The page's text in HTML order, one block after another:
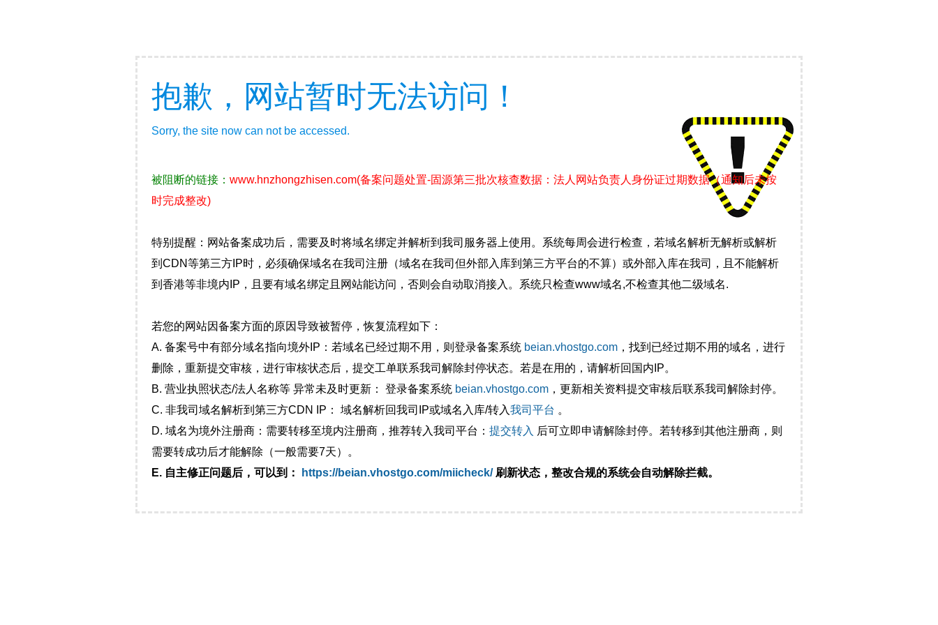
抱歉，网站暂时无法访问！
Sorry, the site now can not be accessed.
被阻断的链接： www.hnzhongzhisen.com(备案问题处置-固源第三批次核查数据：法人网站负责人身份证过期数据（通知后未按
时完成整改)
特别提醒：网站备案成功后，需要及时将域名绑定并解析到我司服务器上使用。系统每周会进行检查，若域名解析无解析或解析
到CDN等第三方IP时，必须确保域名在我司注册（域名在我司但外部入库到第三方平台的不算）或外部入库在我司，且不能解析
到香港等非境内IP，且要有域名绑定且网站能访问，否则会自动取消接入。系统只检查www域名,不检查其他二级域名.
若您的网站因备案方面的原因导致被暂停，恢复流程如下：
A. 备案号中有部分域名指向境外IP：若域名已经过期不用，则登录备案系统 beian.vhostgo.com ，找到已经过期不用的域名，进行
删除，重新提交审核，进行审核状态后，提交工单联系我司解除封停状态。若是在用的，请解析回国内IP。
B. 营业执照状态/法人名称等 异常未及时更新： 登录备案系统 beian.vhostgo.com ，更新相关资料提交审核后联系我司解除封停。
C. 非我司域名解析到第三方CDN IP： 域名解析回我司IP或域名入库/转入我司平台 。
D. 域名为境外注册商：需要转移至境内注册商，推荐转入我司平台： 提交转入 后可立即申请解除封停。若转移到其他注册商，则
需要转成功后才能解除（一般需要7天）。
E. 自主修正问题后，可以到：
https://beian.vhostgo.com/miicheck/刷新状态，整改合规的系统会自动解除拦截。